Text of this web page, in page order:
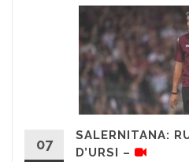
07
SALERNITANA:
D’URSI –